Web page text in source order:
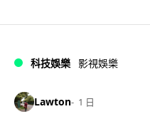
科技娛樂 影視娛樂
Lawton 1 日